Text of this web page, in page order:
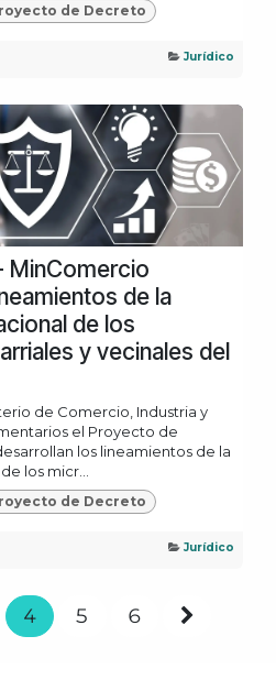
de Decreto
Jurídico
MinComercio
de la
de los
y vecinales del
de Comercio, Industria y
el Proyecto de
los lineamientos de la
los micr...
de Decreto
Jurídico
4 5 6